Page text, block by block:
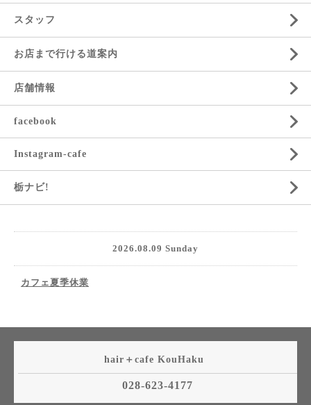
スタッフ
お店まで行ける道案内
店舗情報
facebook
Instagram-cafe
栃ナビ!
2026.08.09 Sunday
カフェ夏季休業
hair＋cafe KouHaku
028-623-4177